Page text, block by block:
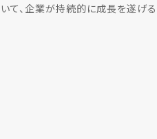
いて、企業が持続的に成長を遂げ